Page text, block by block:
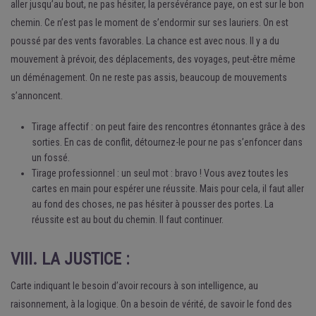
aller jusqu’au bout, ne pas hésiter, la persévérance paye, on est sur le bon
chemin. Ce n’est pas le moment de s’endormir sur ses lauriers. On est
poussé par des vents favorables. La chance est avec nous. Il y a du
mouvement à prévoir, des déplacements, des voyages, peut-être même
un déménagement. On ne reste pas assis, beaucoup de mouvements
s’annoncent.
Tirage affectif : on peut faire des rencontres étonnantes grâce à des
sorties. En cas de conflit, détournez-le pour ne pas s’enfoncer dans
un fossé.
Tirage professionnel : un seul mot : bravo ! Vous avez toutes les
cartes en main pour espérer une réussite. Mais pour cela, il faut aller
au fond des choses, ne pas hésiter à pousser des portes. La
réussite est au bout du chemin. Il faut continuer.
VIII. LA JUSTICE :
Carte indiquant le besoin d’avoir recours à son intelligence, au
raisonnement, à la logique. On a besoin de vérité, de savoir le fond des